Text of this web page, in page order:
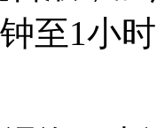
至1小